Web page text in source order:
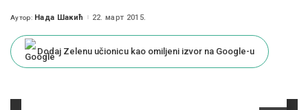
Posted
Аутор: Нада Шакић 22. март 2015.
Dodaj Zelenu učionicu kao omiljeni izvor na Google-u